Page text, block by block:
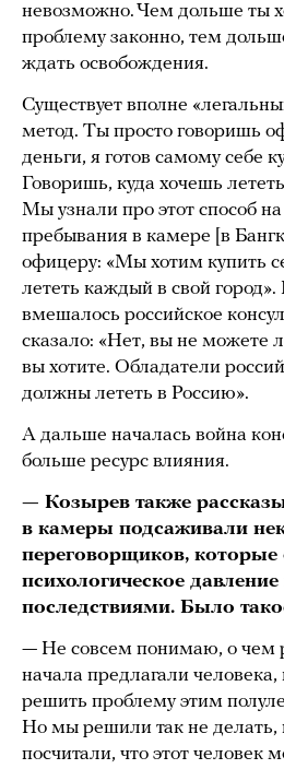
невозможно. Чем дольше ты
проблему законно, тем
ждать освобождения.
Существует вполне
метод. Ты просто говоришь
деньги, я готов самому себе
Говоришь, куда хочешь
Мы узнали про этот способ
пребывания в камере [в
офицеру: «Мы хотим купить
лететь каждый в свой город».
вмешалось российское
сказало: «Нет, вы не можете
вы хотите. Обладатели
должны лететь в Россию».
А дальше началась война
больше ресурс влияния.
— Козырев также
в камеры подсаживали
переговорщиков, которые
психологическое давление
последствиями. Было
— Не совсем понимаю, о чем
начала предлагали
решить проблему этим
Но мы решили так не делать,
посчитали, что этот человек